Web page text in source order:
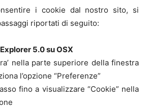
i cookie dal nostro sito, si
riportati di seguito:
5.0 su OSX
nella parte superiore della finestra
l’opzione “Preferenze”
fino a visualizzare “Cookie” nella